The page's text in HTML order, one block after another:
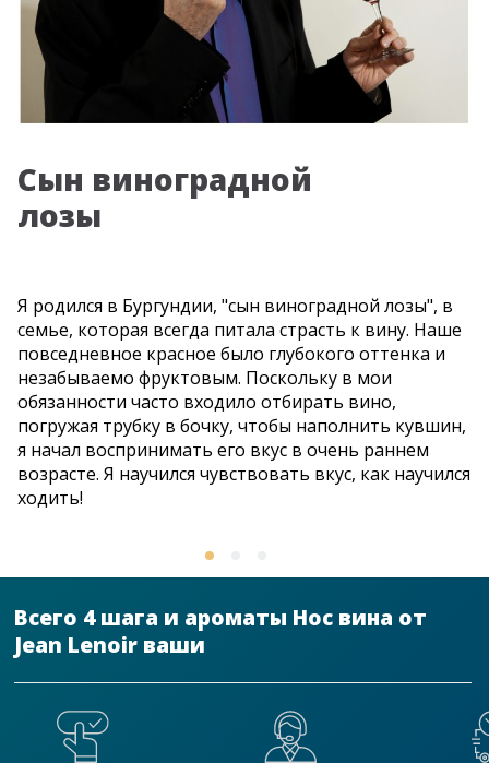
Сын виноградной
лозы
Я родился в Бургундии, "сын виноградной лозы", в
семье, которая всегда питала страсть к вину. Наше
повседневное красное было глубокого оттенка и
незабываемо фруктовым. Поскольку в мои
обязанности часто входило отбирать вино,
погружая трубку в бочку, чтобы наполнить кувшин,
я начал воспринимать его вкус в очень раннем
возрасте. Я научился чувствовать вкус, как научился
Всего 4 шага и ароматы Нос вина от
Jean Lenoir ваши